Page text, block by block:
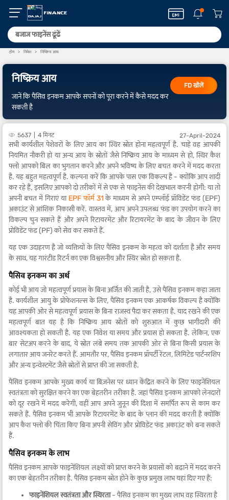
होम निवेश निष्क्रिय आय
निष्क्रिय आय
जानें कि पैसिव इनकम आपके सपनों को पूरा करने में कैसे मदद कर
सकती है
FD खोलें
5637 4 मिनट 27-April-2024
सभी कार्यशील पेशेवरों के लिए आय का स्थिर स्रोत होना महत्वपूर्ण है. चाहे वह आपकी
नियमित नौकरी हो या अन्य आय के स्रोतों जैसे निष्क्रिय आय के माध्यम से हो, स्थिर कैश
फ्लो आपको बिल का भुगतान करने और अपने भविष्य के लिए बचत करने में मदद करता
है. यह बहुत महत्वपूर्ण है. कल्पना करें कि आपके पास एक विकल्प है - क्योंकि आप शादी
कर रहे हैं, इसलिए आपको दो तरीकों में से एक से फाइनेंस की देखभाल करनी होगी: या तो
अपनी बचत में गिराएं या EPF फॉर्म 31 के माध्यम से अपने एम्प्लॉई प्रॉविडेंट फंड (EPF)
अकाउंट से आंशिक निकासी करें. वास्तव में, आप अपने उपलब्ध फंड का उपयोग करने का
विकल्प चुन सकते हैं और अपने रिटायरमेंट और रिटायरमेंट के बाद के जीवन के लिए
प्रोविडेंट फंड (PF) को सेव कर सकते हैं.
यह एक उदाहरण है जो व्यक्तियों के लिए पैसिव इनकम के महत्व को दर्शाता है और समय
के साथ, यह गारंटीड रिटर्न का एक विश्वसनीय और स्थिर स्रोत हो सकता है.
पैसिव इनकम का अर्थ
कोई भी आय जो महत्वपूर्ण प्रयास के बिना अर्जित की जाती है, उसे पैसिव इनकम कहा जाता
है. कार्यशील आयु के प्रोफेशनल्स के लिए, पैसिव इनकम एक आकर्षक विकल्प है क्योंकि
यह आपकी ओर से महत्वपूर्ण प्रयास के बिना राजस्व पैदा कर सकता है. याद रखने की एक
महत्वपूर्ण बात यह है कि निष्क्रिय आय स्रोतों को शुरुआत में कुछ भागीदारी की
आवश्यकता हो सकती है. यह एक निवेश या समय और प्रयास हो सकता है. लेकिन, एक
बार सेटअप करने के बाद, ये स्रोत लंबे समय तक आपकी ओर से बिना किसी प्रयास के
लगातार आय जनरेट करते हैं. आमतौर पर, पैसिव इनकम प्रॉपर्टी रेंटल, लिमिटेड पार्टनरशिप
और अन्य इन्वेस्टमेंट जैसे स्रोतों से प्राप्त की जा सकती है.
पैसिव इनकम आपके मुख्य कार्य या बिज़नेस पर ध्यान केंद्रित करने के लिए फाइनेंशियल
स्वतंत्रता को सुरक्षित करने का एक बेहतरीन तरीका है. जहां पैसिव इनकम आपको लेनदारों
को दूर रखने में मदद करेगी, वहीं आप अपने जुनून की दिशा में समर्पित रूप से काम कर
सकते हैं. पैसिव इनकम भी आपके रिटायरमेंट के बाद के प्लान की मदद करती है क्योंकि
आप कैश फ्लो की चिंता किए बिना अपनी सेविंग और प्रोविडेंट फंड अकाउंट को बना सकते
हैं.
पैसिव इनकम के लाभ
पैसिव इनकम आपके फाइनेंशियल लक्ष्यों को प्राप्त करने के प्रयासों को बढ़ाने में मदद करने
का एक बेहतरीन तरीका है. पैसिव इनकम स्रोत होने के कुछ प्रमुख लाभ यहां दिए गए हैं:
फाइनेंशियल स्वतंत्रता और स्थिरता- पैसिव इनकम का मुख्य लाभ वह स्थिरता है